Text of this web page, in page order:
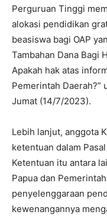
Perguruan Tinggi
alokasi pendidikan
beasiswa bagi OAP
Tambahan Dana Bagi
Apakah hak atas
Pemerintah Daerah?”
Jumat (14/7/2023).
Lebih lanjut, anggota
ketentuan dalam
Ketentuan itu antara
Papua dan
penyelenggaraan
kewenangannya